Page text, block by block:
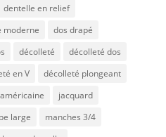
dentelle en relief
moderne
dos drapé
décolleté
décolleté dos
en V
décolleté plongeant
jacquard
large
manches 3/4